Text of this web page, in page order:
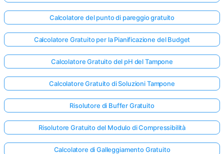
Calcolatore del punto di pareggio gratuito
Calcolatore Gratuito per la Pianificazione del Budget
Calcolatore Gratuito del pH del Tampone
Calcolatore Gratuito di Soluzioni Tampone
Risolutore di Buffer Gratuito
Risolutore Gratuito del Modulo di Compressibilità
Calcolatore di Galleggiamento Gratuito